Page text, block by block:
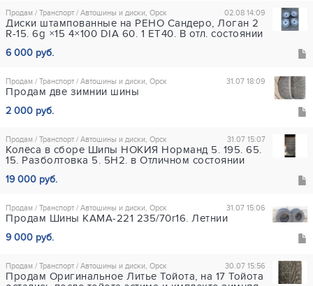
02.08 14:09
Продам / Транспорт / Автошины и диски, Орск
Диски штампованные на РЕНО Сандеро, Логан 2
R-15. 6g ×15 4×100 DIA 60. 1 ET40. В отл. состоянии
6 000 руб.
31.07 18:09
Продам / Транспорт / Автошины и диски, Орск
Продам две зимнии шины
2 000 руб.
31.07 15:07
Продам / Транспорт / Автошины и диски, Орск
Колёса в сборе Шипы НОКИЯ Норманд 5. 195. 65.
15. Разболтовка 5. 5Н2. в Отличном состоянии
19 000 руб.
31.07 15:06
Продам / Транспорт / Автошины и диски, Орск
Продам Шины КАМА-221 235/70r16. Летнии
9 000 руб.
30.07 15:56
Продам / Транспорт / Автошины и диски, Орск
Продам Оригинальное Литье Тойота, на 17 Тойота